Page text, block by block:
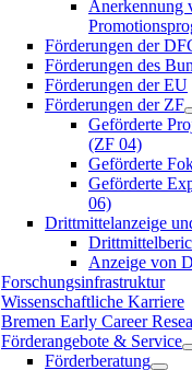
Anerkennung
Förderungen der
Förderungen des
Förderungen der EU
Förderungen der ZF
Geförderte
(ZF 04)
Geförderte
Geförderte
06)
Drittmittelanzeige
Anzeige von
Forschungsinfrastruktur
Wissenschaftliche Karriere
Bremen Early Career
Förderangebote & Service
Förderberatung